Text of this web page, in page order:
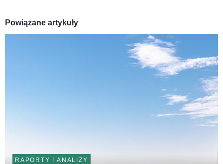
Powiązane artykuły
RAPORTY I ANALIZY